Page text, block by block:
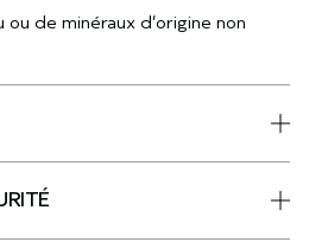
ou de minéraux d’origine non